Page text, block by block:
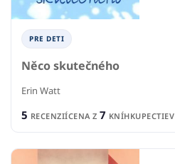
PRE DETI
Něco skutečného
Erin Watt
5 RECENZIÍCENA Z 7 KNÍHKUPECTIEV